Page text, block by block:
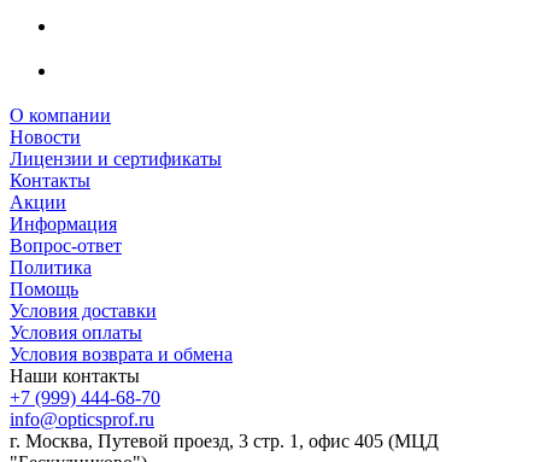
О компании
Новости
Лицензии и сертификаты
Контакты
Акции
Информация
Вопрос-ответ
Политика
Помощь
Условия доставки
Условия оплаты
Условия возврата и обмена
Наши контакты
+7 (999) 444-68-70
info@opticsprof.ru
г. Москва, Путевой проезд, 3 стр. 1, офис 405 (МЦД